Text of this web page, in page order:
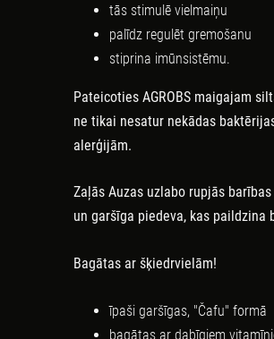
tās stimulē vielmaiņu
palīdz regulēt gremošanu
stiprina imūnsistēmu.
Pateicoties AGROBS maigajam
ne tikai nesatur nekādas
alerģijām.
Zaļās Auzas uzlabo rupjās barības
un garšīga piedeva, kas paildzina
Bagātas ar šķiedrvielām!
īpaši garšīgas, "Čafu" formā
bagātas ar dabīgiem